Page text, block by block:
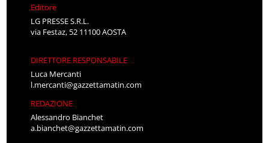
Editore
LG PRESSE S.R.L.
via Festaz, 52 11100 AOSTA
DIRETTORE RESPONSABILE
Luca Mercanti
l.mercanti@gazzettamatin.com
REDAZIONE
Alessandro Bianchet
a.bianchet@gazzettamatin.com